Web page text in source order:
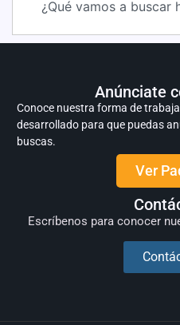
Anúnciate
Conoce nuestra forma de
desarrollado para que puedas
buscas.
Ver
Escríbenos para conocer